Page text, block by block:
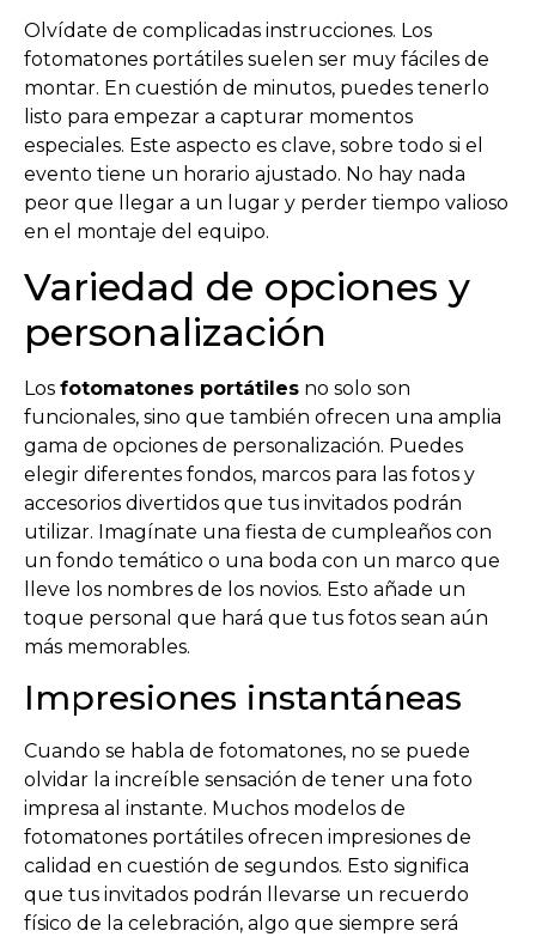
Olvídate de complicadas instrucciones. Los
fotomatones portátiles suelen ser muy fáciles de
montar. En cuestión de minutos, puedes tenerlo
listo para empezar a capturar momentos
especiales. Este aspecto es clave, sobre todo si el
evento tiene un horario ajustado. No hay nada
peor que llegar a un lugar y perder tiempo valioso
en el montaje del equipo.
Variedad de opciones y
personalización
Los fotomatones portátiles no solo son
funcionales, sino que también ofrecen una amplia
gama de opciones de personalización. Puedes
elegir diferentes fondos, marcos para las fotos y
accesorios divertidos que tus invitados podrán
utilizar. Imagínate una fiesta de cumpleaños con
un fondo temático o una boda con un marco que
lleve los nombres de los novios. Esto añade un
toque personal que hará que tus fotos sean aún
más memorables.
Impresiones instantáneas
Cuando se habla de fotomatones, no se puede
olvidar la increíble sensación de tener una foto
impresa al instante. Muchos modelos de
fotomatones portátiles ofrecen impresiones de
calidad en cuestión de segundos. Esto significa
que tus invitados podrán llevarse un recuerdo
físico de la celebración, algo que siempre será